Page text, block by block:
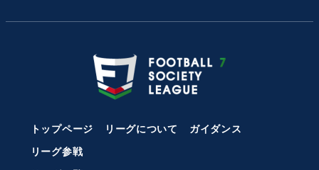
トップページ リーグについて
ガイダンス
リーグ参戦